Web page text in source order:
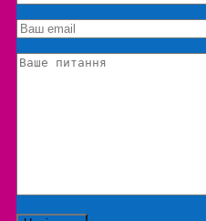
Екскурсія/локація